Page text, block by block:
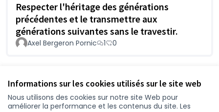
Informations sur les cookies utilisés sur le site web
Nous utilisons des cookies sur notre site Web pour
améliorer la performance et les contenus du site. Les
Respecter l'héritage des générations
précédentes et le transmettre aux
générations suivantes sans le travestir.
Axel Bergeron Pornic 1 0
Conditions d'utilisation